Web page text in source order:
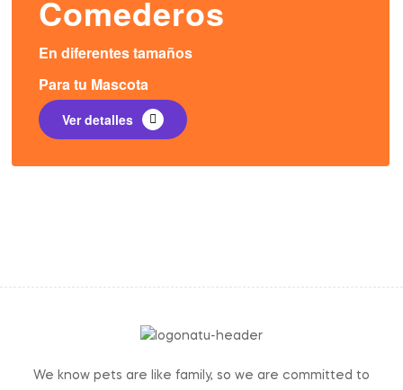
Comederos
En diferentes tamaños
Para tu Mascota
Ver detalles
We know pets are like family, so we are committed to